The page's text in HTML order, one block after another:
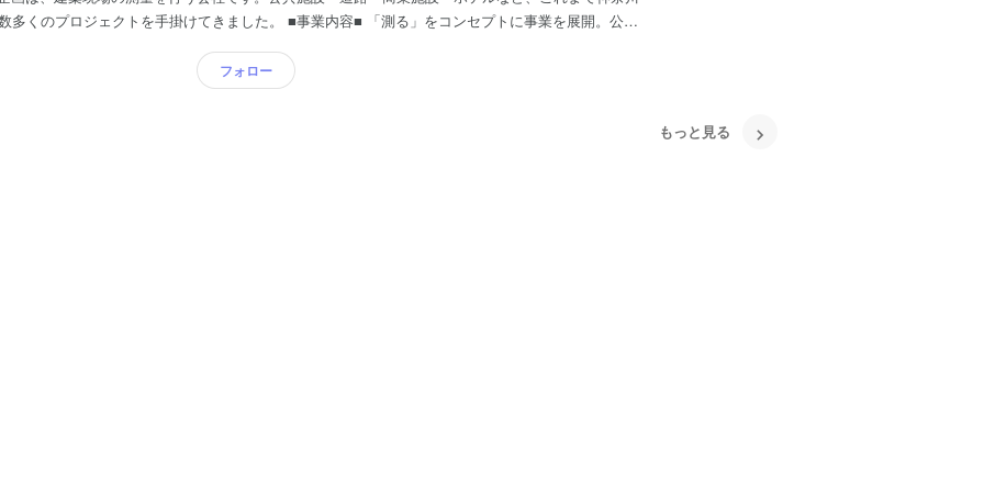
を手掛けてきました。 ■事業内容■ 「測る」をコンセプトに事業を展開。公共
らも、社内のテクノロジー化を進め、より先進的な組織を作る計画です。
フォロー
もっと見る